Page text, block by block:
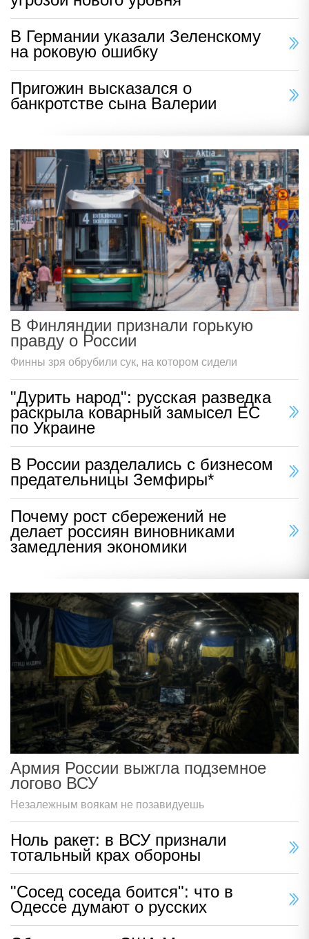
В Германии указали Зеленскому
на роковую ошибку
Пригожин высказался о
банкротстве сына Валерии
В Финляндии признали горькую
правду о России
Финны зря обрубили сук, на котором сидели
"Дурить народ": русская разведка
раскрыла коварный замысел ЕС
по Украине
В России разделались с бизнесом
предательницы Земфиры*
Почему рост сбережений не
делает россиян виновниками
замедления экономики
Армия России выжгла подземное
логово ВСУ
Незалежным воякам не позавидуешь
Ноль ракет: в ВСУ признали
тотальный крах обороны
"Сосед соседа боится": что в
Одессе думают о русских